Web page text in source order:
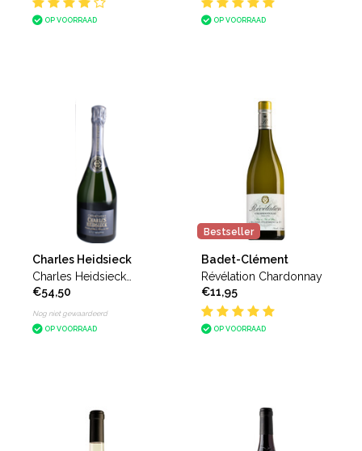
OP VOORRAAD OP VOORRAAD
Charles Heidsieck
Charles Heidsieck
Champagne Brut
Réserve
€54,50
Nog niet gewaardeerd
OP VOORRAAD
Bestseller
Badet-Clément
Révélation Chardonnay
€11,95
OP VOORRAAD